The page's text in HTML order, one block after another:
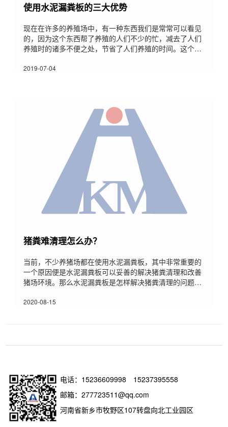
使用水泥漏粪板的三大优势
现在在许多的养殖场中，有一种东西我们是常常可以看见
的，因为这个东西帮了养殖的人们不少的忙，减去了人们
养殖时的诸多不便之处，节省了人们养殖的时间。这个东
处，接下来小编简单的和大家分享一下，使用水泥漏粪板
极好，基本不用水冲刷，既节省人力又节省资金，更重要
2019-07-04
猪粪难清理怎么办？
当前，不少养猪场都在使用水泥漏粪板，其中非常重要的
一个原因便是水泥漏粪板可以妥善的解决猪粪清理和改善
猪场环境。那么水泥漏粪板是怎样解决猪粪清理的问题
助。水泥漏粪板结合猪只的生长设计出了类似于梯形的孔
约用水，还省时省力。另外，水泥漏粪板不仅可以有效收
2020-08-15
电话： 15236609998
15237395558
邮箱：277723511@qq.com
河南省新乡市牧野区107转盘向北工业园区